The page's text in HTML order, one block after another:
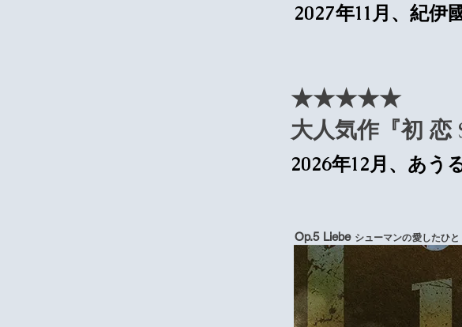
2027年11月、紀伊
★★★★★
大人気作『初 恋
2026年12月、あう
Op.5 Liebe シューマンの愛したひと